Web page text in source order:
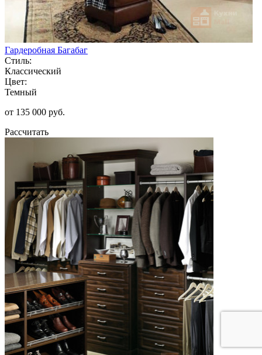
Гардеробная Багабаг
Стиль:
Классический
Цвет:
Темный
от 135 000 руб.
Рассчитать